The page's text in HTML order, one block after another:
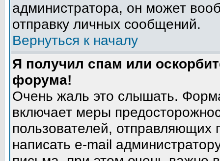
администратора, он может
отправку личных сообщений.
Вернуться к началу
Я получил спам или
форума!
Очень жаль это слышать.
включает меры
пользователей,
написать e-mail